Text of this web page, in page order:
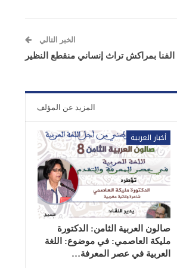
الخبر التالي
بمراكش تراث إنساني منقطع النظير
المزيد عن المؤلف
أخبار العربية
صالون العربية الثامن: الدكتورة
مليكة العاصمي: في موضوع: اللغة
العربية في عصر المعرفة…